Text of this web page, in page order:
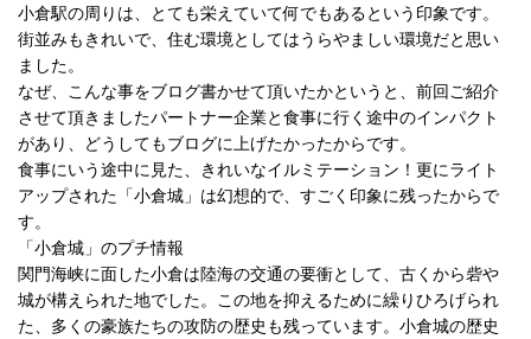
小倉駅の周りは、とても栄えていて何でもあるという印象です。
街並みもきれいで、住む環境としてはうらやましい環境だと思い
ました。
なぜ、こんな事をブログ書かせて頂いたかというと、前回ご紹介
させて頂きましたパートナー企業と食事に行く途中のインパクト
があり、どうしてもブログに上げたかったからです。
食事にいう途中に見た、きれいなイルミテーション！更にライト
アップされた「小倉城」は幻想的で、すごく印象に残ったからで
す。
「小倉城」のプチ情報
関門海峡に面した小倉は陸海の交通の要衝として、古くから砦や
城が構えられた地でした。この地を抑えるために繰りひろげられ
た、多くの豪族たちの攻防の歴史も残っています。小倉城の歴史